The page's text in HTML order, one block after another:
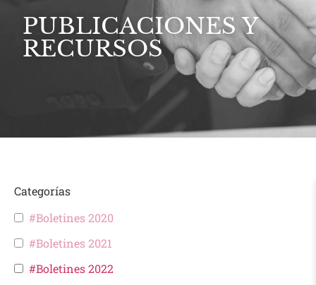
PUBLICACIONES Y
RECURSOS
Categorías
#Boletines 2020
#Boletines 2021
#Boletines 2022